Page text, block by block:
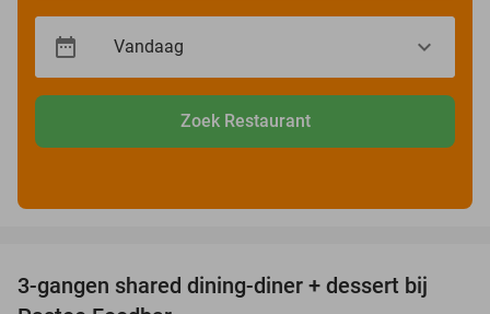
Zoek Restaurant
37%
3-gangen shared dining-diner + dessert bij